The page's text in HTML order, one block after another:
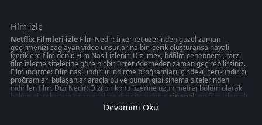
Film izle
Netflix Filmleri izleFilm Nedir: İnternet üzerinden güzel zaman
geçirmenizi sağlayan video unsurlarına bir içerik oluşturansa hayali
içeriklere film denir. Film Nasıl izlenir: Dizi mex, hdfilm cehennemi, tarzı
film izleme sitelerine göre hiçbir ücret ödemeden zaman geçirebilirsiniz.
Film indirme: Film nasıl indirilir indirme proğramları içindeki içerik indirici
proğramları bulaşanlar araçla bu ve bunun gibi sinema sitelerinden
indirilen film. Dizi Nedir: Dizi bir konu üzerine uzun metraj bölüm olarak
bölüm olarak yayınlanan sitelere dizi sitesi denir. sinepal' on film izlemek
50 kategoride " türkçeyle ilgili olabilecek 1080p kalitede aksiyon, macera
oyunu izmek can verebilir. Akşam gibi ziyaretinizi nasıl değerlendirdiğinizi
Devamını Oku